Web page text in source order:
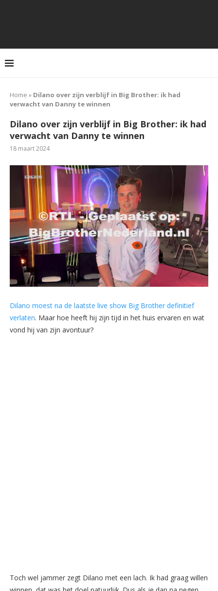
Home » Dilano over zijn verblijf in Big Brother: ik had
verwacht van Danny te winnen
Dilano over zijn verblijf in Big Brother: ik had
verwacht van Danny te winnen
18 maart 2024
Dilano moest na de laatste live show Big Brother definitief
verlaten. Maar hoe heeft hij zijn tijd in het huis ervaren en wat
vond hij van zijn avontuur?
Toch wel jammer zegt Dilano met een lach. Ik had graag willen